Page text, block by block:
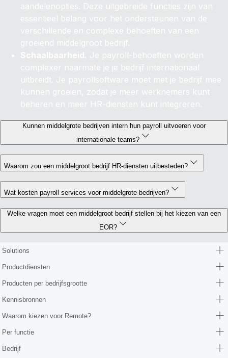
aandelenopties. Deze uitgebreide functies zijn van
essentieel belang voor het ondersteunen van de
verschillende en complexe behoeften van een
groeiend middelgroot bedrijf.
Schaalbaarheid. Je payroll-behoeften worden
complexer naarmate je je bedrijf internationaal
uitbreidt. Je payrollsoftware moet met je bedrijf mee
kunnen groeien, zodat je meer werknemers kunt
beheren en meer HR-diensten kunt integreren.
Kunnen middelgrote bedrijven intern hun payroll uitvoeren voor
internationale teams?
Waarom zou een middelgroot bedrijf HR-diensten uitbesteden?
Wat kosten payroll services voor middelgrote bedrijven?
Welke vragen moet een middelgroot bedrijf stellen bij het kiezen van een
EOR?
Solutions
Productdiensten
Producten per bedrijfsgrootte
Kennisbronnen
Waarom kiezen voor Remote?
Per functie
Bedrijf